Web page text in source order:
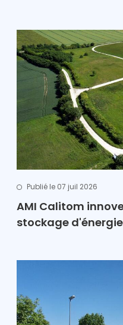
Publié le 07 juil 2026
AMI Calitom
stockage